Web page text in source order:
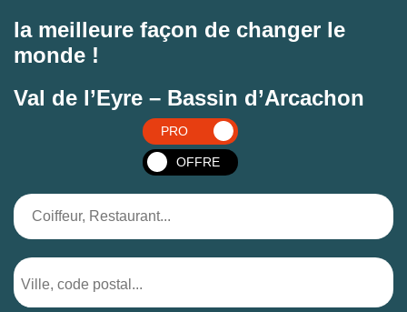
la meilleure façon de changer le
monde !
Val de l’Eyre – Bassin d’Arcachon
PRO
OFFRE